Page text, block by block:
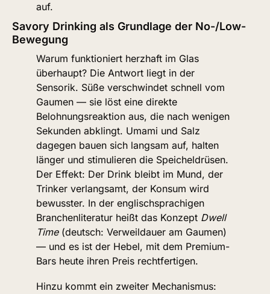
auf.
Savory Drinking als Grundlage der No-/Low-
Bewegung
Warum funktioniert herzhaft im Glas
überhaupt? Die Antwort liegt in der
Sensorik. Süße verschwindet schnell vom
Gaumen — sie löst eine direkte
Belohnungsreaktion aus, die nach wenigen
Sekunden abklingt. Umami und Salz
dagegen bauen sich langsam auf, halten
länger und stimulieren die Speicheldrüsen.
Der Effekt: Der Drink bleibt im Mund, der
Trinker verlangsamt, der Konsum wird
bewusster. In der englischsprachigen
Branchenliteratur heißt das Konzept Dwell
Time (deutsch: Verweildauer am Gaumen)
— und es ist der Hebel, mit dem Premium-
Bars heute ihren Preis rechtfertigen.
Hinzu kommt ein zweiter Mechanismus: